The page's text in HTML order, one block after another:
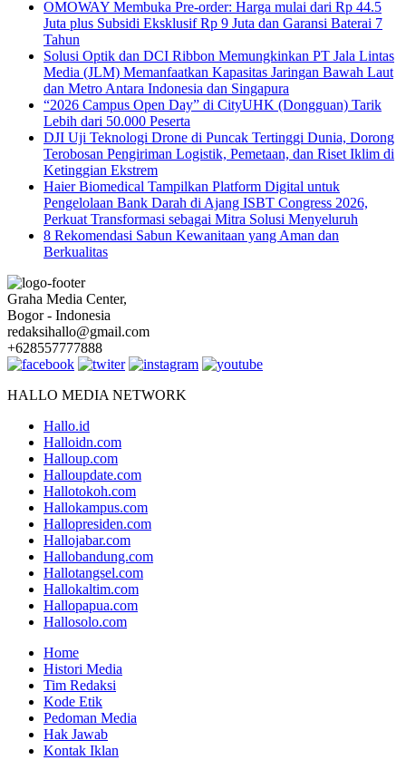
OMOWAY Membuka Pre-order: Harga mulai dari Rp 44.5
Juta plus Subsidi Eksklusif Rp 9 Juta dan Garansi Baterai 7
Tahun
Solusi Optik dan DCI Ribbon Memungkinkan PT Jala Lintas
Media (JLM) Memanfaatkan Kapasitas Jaringan Bawah Laut
dan Metro Antara Indonesia dan Singapura
“2026 Campus Open Day” di CityUHK (Dongguan) Tarik
Lebih dari 50.000 Peserta
DJI Uji Teknologi Drone di Puncak Tertinggi Dunia, Dorong
Terobosan Pengiriman Logistik, Pemetaan, dan Riset Iklim di
Ketinggian Ekstrem
Haier Biomedical Tampilkan Platform Digital untuk
Pengelolaan Bank Darah di Ajang ISBT Congress 2026,
Perkuat Transformasi sebagai Mitra Solusi Menyeluruh
8 Rekomendasi Sabun Kewanitaan yang Aman dan
Berkualitas
Graha Media Center,
Bogor - Indonesia
redaksihallo@gmail.com
+628557777888
HALLO MEDIA NETWORK
Hallo.id
Halloidn.com
Halloup.com
Halloupdate.com
Hallotokoh.com
Hallokampus.com
Hallopresiden.com
Hallojabar.com
Hallobandung.com
Hallotangsel.com
Hallokaltim.com
Hallopapua.com
Hallosolo.com
Home
Histori Media
Tim Redaksi
Kode Etik
Pedoman Media
Hak Jawab
Kontak Iklan